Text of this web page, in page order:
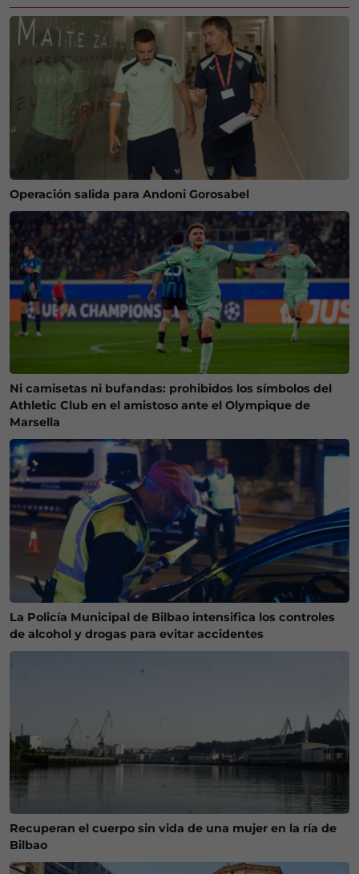
Operación salida para Andoni Gorosabel
Ni camisetas ni bufandas: prohibidos los símbolos del
Athletic Club en el amistoso ante el Olympique de
Marsella
La Policía Municipal de Bilbao intensifica los controles
de alcohol y drogas para evitar accidentes
Recuperan el cuerpo sin vida de una mujer en la ría de
Bilbao